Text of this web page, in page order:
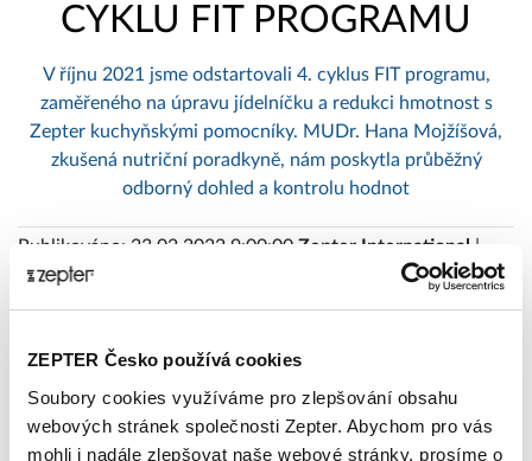
ZEPTER Česko používá cookies
Soubory cookies využíváme pro zlepšování obsahu
webových stránek společnosti Zepter. Abychom pro vás
mohli i nadále zlepšovat naše webové stránky, prosíme o
CYKLU FIT PROGRAMU
V říjnu 2021 jsme odstartovali 4. cyklus FIT programu,
zaměřeného na úpravu jídelníčku a redukci hmotnost s
Zepter kuchyňskými pomocníky. MUDr. Hana Mojžíšová,
zkušená nutriční poradkyně, nám poskytla průběžný
odborný dohled a kontrolu hodnot
Publikováno: 23.02.2022 9:00:00 Zepter International |
Publikováno s 0 komentáři